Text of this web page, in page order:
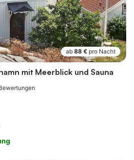
ab 88 € pro Nacht
mit Meerblick und Sauna